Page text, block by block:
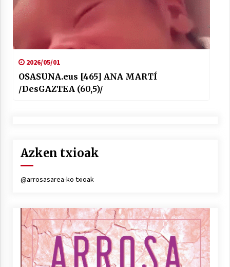
2026/05/01
OSASUNA.eus [465] ANA MARTÍ
/DesGAZTEA (60,5)/
Azken txioak
@arrosasarea-ko txioak